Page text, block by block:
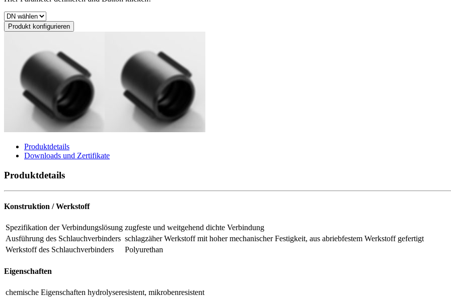
Produkt konfigurieren
Produktdetails
Downloads und Zertifikate
Produktdetails
Konstruktion / Werkstoff
Spezifikation der Verbindungslösung zugfeste und weitgehend dichte Verbindung
Ausführung des Schlauchverbinders schlagzäher Werkstoff mit hoher mechanischer Festigkeit, aus abriebfestem Werkstoff gefertigt
Werkstoff des Schlauchverbinders
Polyurethan
Eigenschaften
chemische Eigenschaften hydrolyseresistent, mikrobenresistent